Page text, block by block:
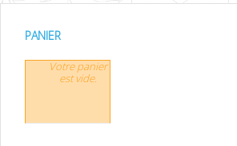
PANIER
Votre panier
est vide.